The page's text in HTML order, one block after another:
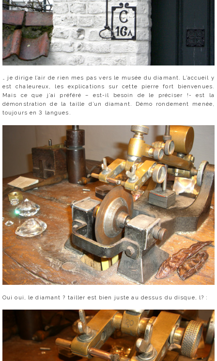
… je dirige l’air de rien mes pas vers le musée du diamant. L’accueil y
est chaleureux, les explications sur cette pierre fort bienvenues.
Mais ce que j’ai préféré – est-il besoin de le préciser !- est la
démonstration de la taille d’un diamant. Démo rondement menée,
toujours en 3 langues.
Oui oui, le diamant ? tailler est bien juste au dessus du disque, l? :